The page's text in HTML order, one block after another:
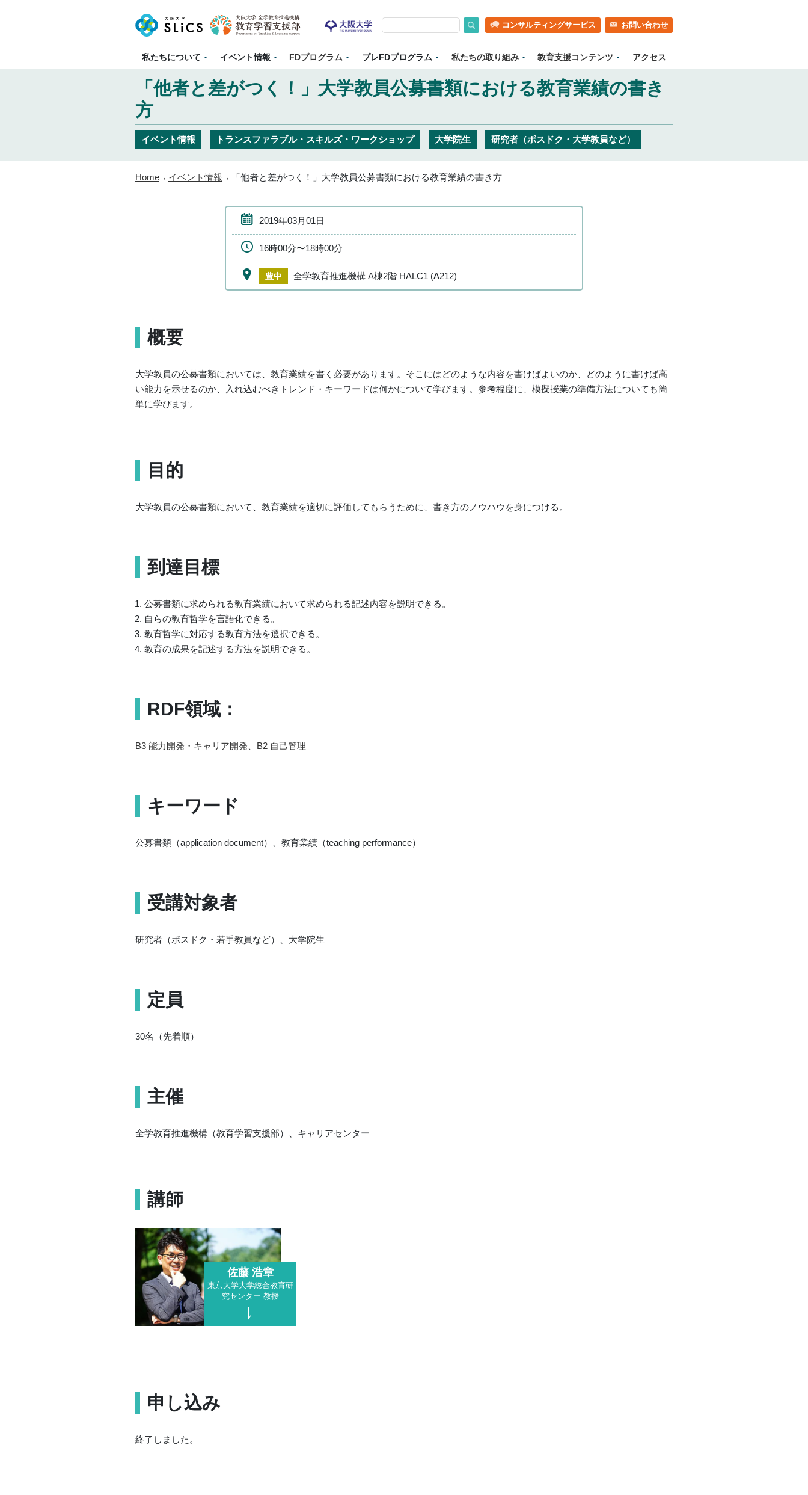
コンサルティングサービス お問い合わせ
私たちについて イベント情報 FDプログラム プレFDプログラム 私たちの取り組み 教育支援コンテンツ アクセス
「他者と差がつく！」大学教員公募書類における教育業績の書き
方
イベント情報 トランスファラブル・スキルズ・ワークショップ 大学院生 研究者（ポスドク・大学教員など）
Home イベント情報 「他者と差がつく！」大学教員公募書類における教育業績の書き方
2019年03月01日
16時00分〜18時00分
豊中 全学教育推進機構 A棟2階 HALC1 (A212)
概要
大学教員の公募書類においては、教育業績を書く必要があります。そこにはどのような内容を書けばよいのか、どのように書けば高
い能力を示せるのか、入れ込むべきトレンド・キーワードは何かについて学びます。参考程度に、模擬授業の準備方法についても簡
単に学びます。
目的
大学教員の公募書類において、教育業績を適切に評価してもらうために、書き方のノウハウを身につける。
到達目標
公募書類に求められる教育業績において求められる記述内容を説明できる。
自らの教育哲学を言語化できる。
教育哲学に対応する教育方法を選択できる。
教育の成果を記述する方法を説明できる。
RDF領域：
B3 能力開発・キャリア開発、B2 自己管理
キーワード
公募書類（application document）、教育業績（teaching performance）
受講対象者
研究者（ポスドク・若手教員など）、大学院生
定員
30名（先着順）
主催
全学教育推進機構（教育学習支援部）、キャリアセンター
講師
佐藤 浩章
東京大学大学総合教育研
究センター 教授
申し込み
終了しました。